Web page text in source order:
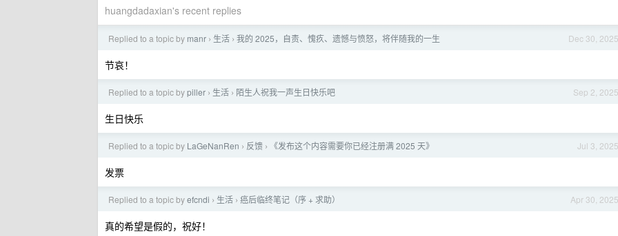
huangdadaxian's recent replies
Dec 30, 2025
Replied to a topic by manr › 生活 › 我的 2025，自责、愧疚、遗憾与愤怒，将伴随我的一生
节哀！
Sep 2, 2025
Replied to a topic bypiller › 生活 › 陌生人祝我一声生日快乐吧
生日快乐
Jul 3, 2025
Replied to a topic by LaGeNanRen › 反馈 › 《发布这个内容需要你已经注册满 2025 天》
发票
Apr 30, 2025
Replied to a topic byefcndi › 生活 › 癌后临终笔记（序 + 求助）
真的希望是假的，祝好！